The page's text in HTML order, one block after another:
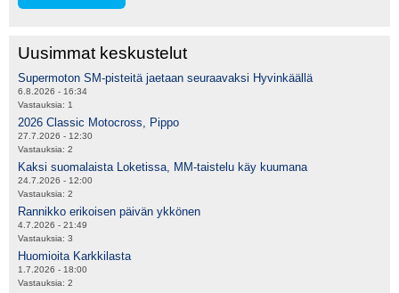
Uusimmat keskustelut
Supermoton SM-pisteitä jaetaan seuraavaksi Hyvinkäällä
6.8.2026 - 16:34
Vastauksia: 1
2026 Classic Motocross, Pippo
27.7.2026 - 12:30
Vastauksia: 2
Kaksi suomalaista Loketissa, MM-taistelu käy kuumana
24.7.2026 - 12:00
Vastauksia: 2
Rannikko erikoisen päivän ykkönen
4.7.2026 - 21:49
Vastauksia: 3
Huomioita Karkkilasta
1.7.2026 - 18:00
Vastauksia: 2